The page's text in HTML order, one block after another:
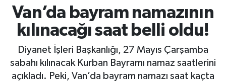
Van’da bayram namazının
kılınacağı saat belli oldu!
Diyanet İşleri Başkanlığı, 27 Mayıs Çarşamba
sabahı kılınacak Kurban Bayramı namaz saatlerini
açıkladı. Peki, Van’da bayram namazı saat kaçta
Tüm Manşetler
Son Dakika Haberleri
Haber Arşivi